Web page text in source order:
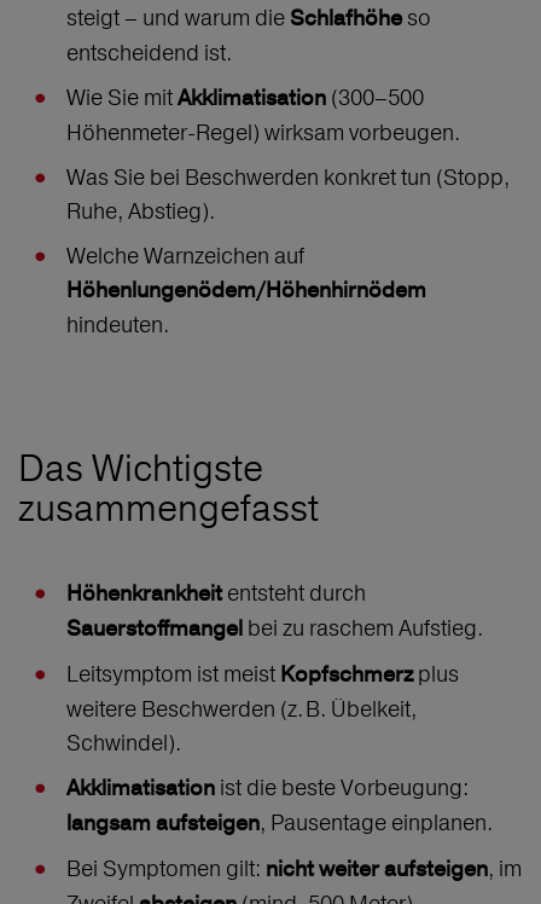
steigt – und warum die Schlafhöheso
entscheidend ist.
Wie Sie mitAkklimatisation (300–500
Höhenmeter-Regel) wirksam vorbeugen.
Was Sie bei Beschwerden konkret tun (Stopp,
Ruhe, Abstieg).
Welche Warnzeichen auf
Höhenlungenödem/Höhenhirnödem
hindeuten.
Das Wichtigste
zusammengefasst
Höhenkrankheit entsteht durch
Sauerstoffmangel bei zu raschem Aufstieg.
Leitsymptom ist meist Kopfschmerzplus
weitere Beschwerden (z. B. Übelkeit,
Schwindel).
Akklimatisation ist die beste Vorbeugung:
langsam aufsteigen, Pausentage einplanen.
Bei Symptomen gilt: nicht weiter aufsteigen, im